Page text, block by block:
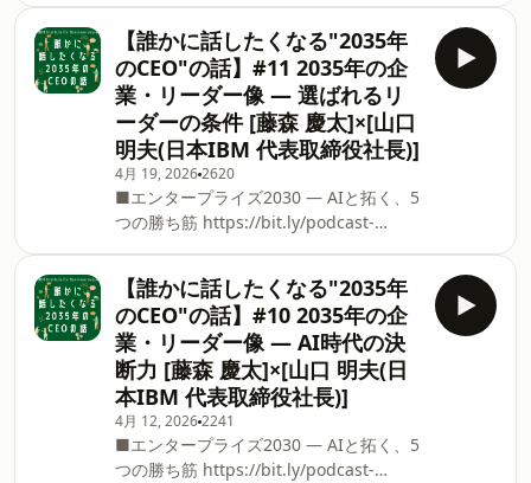
備えるべきかという視点から、フロンテ
ィアAI時代のサイバーリスクの深刻度を
見つめます。 ※本内容は、2026年6月3
日（水）に収録されたものです。 ■「日
本IBM 誰かに話したくなる”○○”の
話」とは シリーズごとにテーマを
てお話しします。 生成AIの急速な進化を
背景に、サイバーリスクへの注目は世界
的に一段と高まっています。本シリーズ
では、いま何が変わっていて、どこまで
深刻と捉えるべきなのか、そして企業は
どう備えるべきなのかを、セキュリティ
の専門家とともに掘り下げます。 変化の
時代に企業が向き合うべき課題を見つめ
直すヒントとなる、“誰かに話したくな
る”洞察をお届けします。 ※本内容は、
2026年6月3日（水）に収録されたもので
す。 ■「日本IBM 誰かに話したくな
る”○○”の話」とは シリーズごとにテー
マを設け、日本IBMの専門家が深く掘り
下げたディスカッションを行います。 ■
ホスト [藤森 慶太] 日本アイ・ビー・エ
ム株式会社 執行役員 コンサルティング
事業本部 成
【誰かに話したくなる"2035年
のCEO"の話】#11 2035年の企
業・リーダー像 ― 選ばれるリ
ーダーの条件 [藤森 慶太]×[山口
明夫(日本IBM 代表取締役社長)]
4月 19, 20262620
■エンタープライズ2030 ― AIと拓く、5
つの勝ち筋 ⁠https://bit.ly/podcast-
上がってきたのは、テクノロジーが進化
するほど、企業とリーダーには「人とし
てのあり方」が強く問われるという事実
でした。等身大の言葉で説明責任を果た
し、利他の姿勢と大義をもって人と向き
合うことこそが、組織を前に進める力に
なる――。 肩書きを取り払っても「この
人についていきたい」と思われる存在で
あること。2035年に向けて私たちが目指
【誰かに話したくなる"2035年
のCEO"の話】#10 2035年の企
業・リーダー像 ― AI時代の決
断力 [藤森 慶太]×[山口 明夫(日
本IBM 代表取締役社長)]
4月 12, 20262241
■エンタープライズ2030 ― AIと拓く、5
つの勝ち筋 https://bit.ly/podcast-